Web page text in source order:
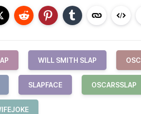
WILL SMITH SLAP
SLAPFACE OSCARSSLAP